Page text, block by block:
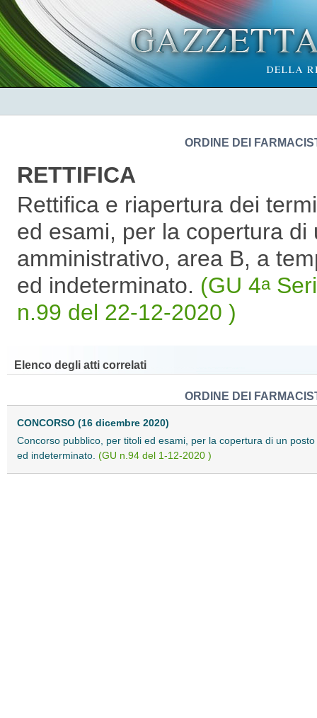
ORDINE DEI
RETTIFICA
Rettifica e riapertura dei
ed esami, per la copertura
amministrativo, area B, a
ed indeterminato. (GU 4a
n.99 del 22-12-2020 )
Elenco degli atti correlati
ORDINE DEI
CONCORSO (16 dicembre 2020)
Concorso pubblico, per titoli ed esami, per la copertura di un
ed indeterminato. (GU n.94 del 1-12-2020 )